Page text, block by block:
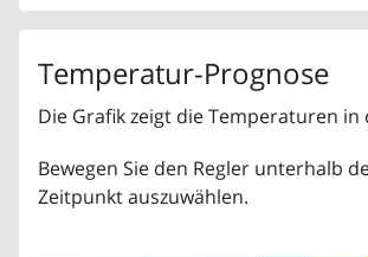
Temperatur-Prognose
Die Grafik zeigt die Temperaturen in
Bewegen Sie den Regler unterhalb
Zeitpunkt auszuwählen.